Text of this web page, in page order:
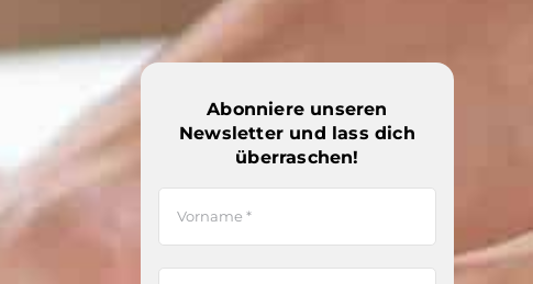
Abonniere unseren
Newsletter und lass dich
überraschen!